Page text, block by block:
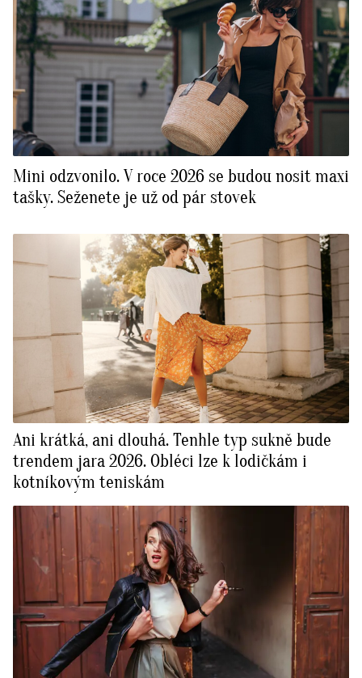
Mini odzvonilo. V roce 2026 se budou nosit maxi
tašky. Seženete je už od pár stovek
Ani krátká, ani dlouhá. Tenhle typ sukně bude
trendem jara 2026. Obléci lze k lodičkám i
kotníkovým teniskám